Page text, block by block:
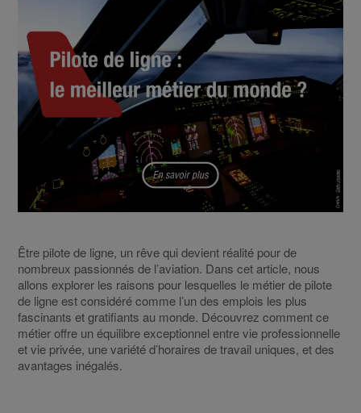
Être pilote de ligne, un rêve qui devient réalité pour de
nombreux passionnés de l’aviation. Dans cet article, nous
allons explorer les raisons pour lesquelles le métier de pilote
de ligne est considéré comme l’un des emplois les plus
fascinants et gratifiants au monde. Découvrez comment ce
métier offre un équilibre exceptionnel entre vie professionnelle
et vie privée, une variété d’horaires de travail uniques, et des
avantages inégalés.